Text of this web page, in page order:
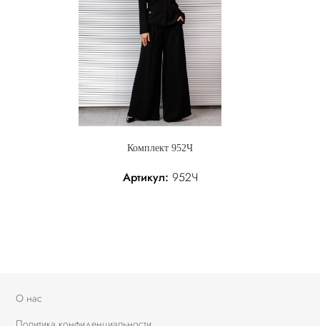
Комплект 952Ч
Артикул: 952Ч
О нас